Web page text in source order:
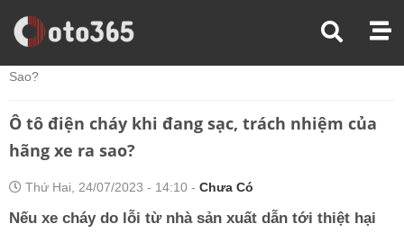
Trang Chủ
Hỏi Đáp Xe
Sao?
Ô tô điện cháy khi đang sạc, trách nhiệm của
hãng xe ra sao?
Thứ Hai, 24/07/2023 - 14:10 - Chưa Có
Nếu xe cháy do lỗi từ nhà sản xuất dẫn tới thiệt hại